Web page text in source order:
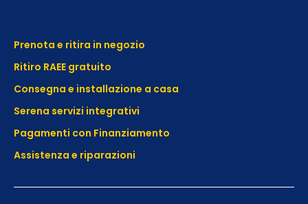
Prenota e ritira in negozio
Ritiro RAEE gratuito
Consegna e installazione a casa
Serena servizi integrativi
Pagamenti con Finanziamento
Assistenza e riparazioni